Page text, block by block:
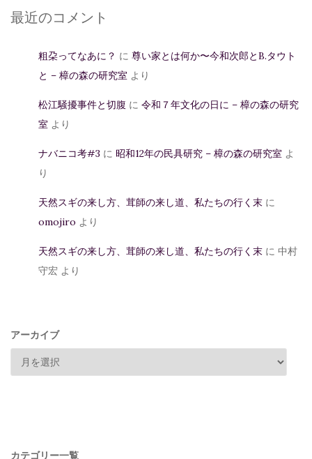
最近のコメント
粗朶ってなあに？ に 尊い家とは何か〜今和次郎とB.タウト
と – 樟の森の研究室 より
松江騒擾事件と切腹 に 令和７年文化の日に – 樟の森の研究
室 より
ナバニコ考#3 に 昭和12年の民具研究 – 樟の森の研究室 よ
り
天然スギの来し方、茸師の来し道、私たちの行く末 に
omojiro より
天然スギの来し方、茸師の来し道、私たちの行く末 に 中村
守宏 より
アーカイブ
カテゴリー一覧